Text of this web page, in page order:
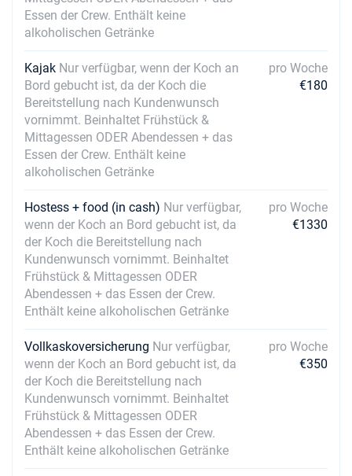
Essen der Crew. Enthält keine
alkoholischen Getränke
Kajak Nur verfügbar, wenn der Koch an
Bord gebucht ist, da der Koch die
Bereitstellung nach Kundenwunsch
vornimmt. Beinhaltet Frühstück &
Mittagessen ODER Abendessen + das
Essen der Crew. Enthält keine
alkoholischen Getränke
pro Woche
€180
Hostess + food (in cash) Nur verfügbar,
wenn der Koch an Bord gebucht ist, da
der Koch die Bereitstellung nach
Kundenwunsch vornimmt. Beinhaltet
Frühstück & Mittagessen ODER
Abendessen + das Essen der Crew.
Enthält keine alkoholischen Getränke
pro Woche
€1330
Vollkaskoversicherung Nur verfügbar,
wenn der Koch an Bord gebucht ist, da
der Koch die Bereitstellung nach
Kundenwunsch vornimmt. Beinhaltet
Frühstück & Mittagessen ODER
Abendessen + das Essen der Crew.
Enthält keine alkoholischen Getränke
pro Woche
€350